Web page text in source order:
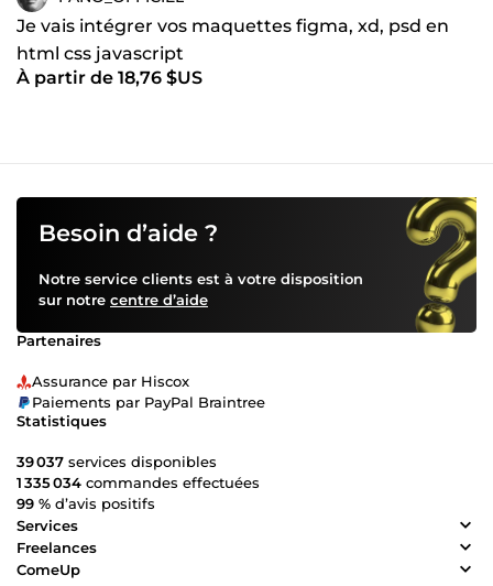
Je vais intégrer vos maquettes figma, xd, psd en
html css javascript
À partir de 18,76 $US
Besoin d’aide ?
Notre service clients est à votre disposition
sur notre centre d’aide
Partenaires
Assurance par Hiscox
Paiements par PayPal Braintree
Statistiques
39 037 services disponibles
1 335 034 commandes effectuées
99 % d’avis positifs
Services
Freelances
ComeUp